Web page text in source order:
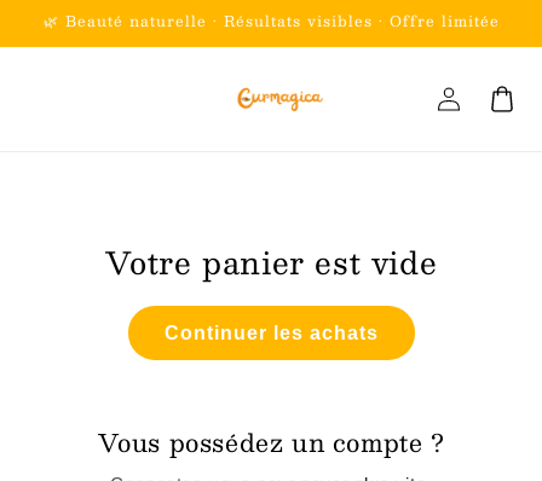
passer
au
🌿 Beauté naturelle • Résultats visibles • Offre limitée
ConnexionPanier
Votre panier est vide
Continuer les achats
Vous possédez un compte ?